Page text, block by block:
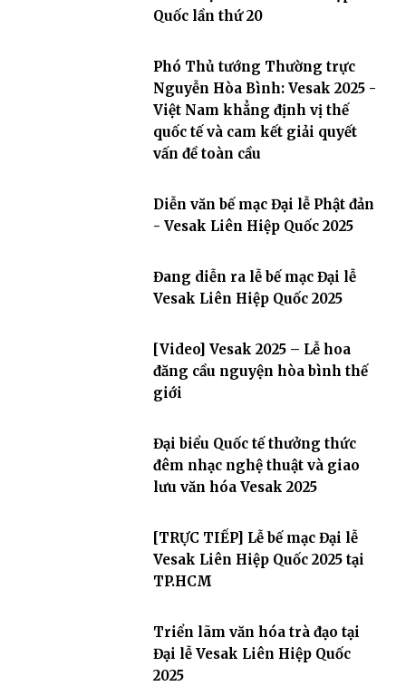
Quốc lần thứ 20
Phó Thủ tướng Thường trực
Nguyễn Hòa Bình: Vesak 2025 -
Việt Nam khẳng định vị thế
quốc tế và cam kết giải quyết
vấn đề toàn cầu
Diễn văn bế mạc Đại lễ Phật đản
- Vesak Liên Hiệp Quốc 2025
Đang diễn ra lễ bế mạc Đại lễ
Vesak Liên Hiệp Quốc 2025
[Video] Vesak 2025 – Lễ hoa
đăng cầu nguyện hòa bình thế
giới
Đại biểu Quốc tế thưởng thức
đêm nhạc nghệ thuật và giao
lưu văn hóa Vesak 2025
[TRỰC TIẾP] Lễ bế mạc Đại lễ
Vesak Liên Hiệp Quốc 2025 tại
TP.HCM
Triển lãm văn hóa trà đạo tại
Đại lễ Vesak Liên Hiệp Quốc
2025